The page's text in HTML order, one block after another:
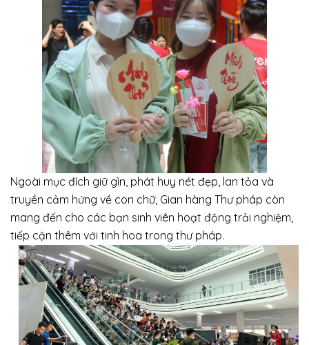
Ngoài mục đích giữ gìn, phát huy nét đẹp, lan tỏa và
truyền cảm hứng về con chữ, Gian hàng Thư pháp còn
mang đến cho các bạn sinh viên hoạt động trải nghiệm,
tiếp cận thêm với tinh hoa trong thư pháp.